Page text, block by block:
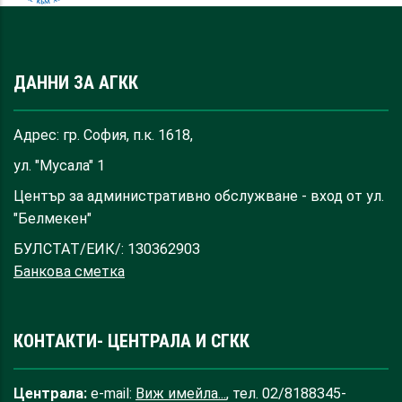
ДАННИ ЗА АГКК
Адрес: гр. София, п.к. 1618,
ул. "Мусала" 1
Център за административно обслужване - вход от ул.
"Белмекен"
БУЛСТАТ/ЕИК/: 130362903
Банкова сметка
КОНТАКТИ- ЦЕНТРАЛА И СГКК
Централа: e-mail: Виж имейла..., тел. 02/8188345-